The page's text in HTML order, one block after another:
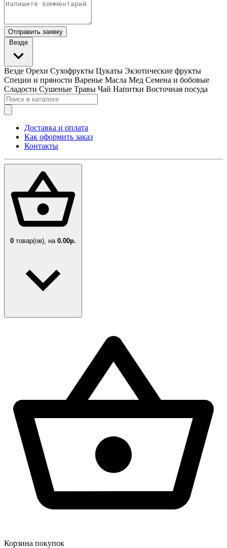
Отправить заявку
Везде
Везде Орехи Сухофрукты Цукаты Экзотические фрукты
Специи и пряности Варенье Масла Мед Семена и бобовые
Сладости Сушеные Травы Чай Напитки Восточная посуда
Доставка и оплата
Как оформить заказ
Контакты
0 товар(ов), на 0.00р.
Корзина покупок